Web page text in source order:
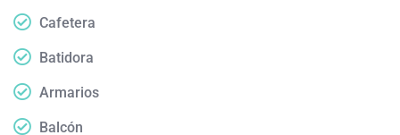
Cafetera
Batidora
Armarios
Balcón